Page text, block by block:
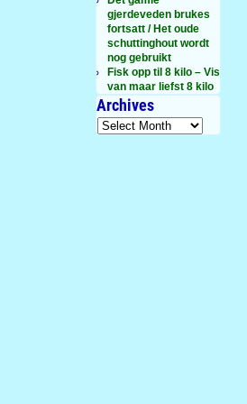
gjerdeveden brukes
fortsatt / Het oude
schuttinghout wordt
nog gebruikt
Fisk opp til 8 kilo – Vis
van maar liefst 8 kilo
Archives